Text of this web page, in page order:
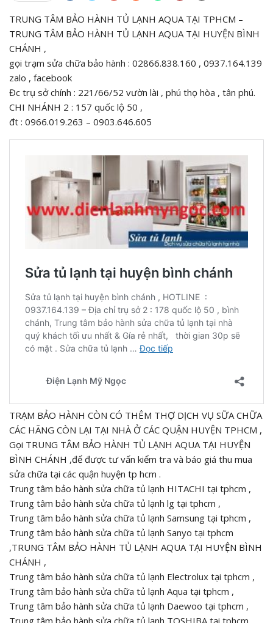
TRUNG TÂM BẢO HÀNH TỦ LẠNH AQUA TẠI TPHCM –
TRUNG TÂM BẢO HÀNH TỦ LẠNH AQUA TẠI HUYỆN BÌNH
CHÁNH ,
gọi trạm sửa chữa bảo hành : 02866.838.160 , 0937.164.139
zalo , facebook
Đc trụ sở chính : 221/66/52 vườn lài , phú thọ hòa , tân phú.
CHI NHÁNH 2 : 157 quốc lộ 50 ,
đt : 0966.019.263 – 0903.646.605
TRẠM BẢO HÀNH CÒN CÓ THÊM THỢ DỊCH VỤ SỮA CHỮA
CÁC HÃNG CÒN LẠI TẠI NHÀ Ở CÁC QUẬN HUYỆN TPHCM ,
Gọi TRUNG TÂM BẢO HÀNH TỦ LẠNH AQUA TẠI HUYỆN
BÌNH CHÁNH ,để được tư vấn kiểm tra và báo giá thu mua
sửa chữa tại các quận huyện tp hcm .
Trung tâm bảo hành sửa chữa tủ lạnh HITACHI tại tphcm ,
Trung tâm bảo hành sửa chữa tủ lạnh lg tại tphcm ,
Trung tâm bảo hành sửa chữa tủ lạnh Samsung tại tphcm ,
Trung tâm bảo hành sửa chữa tủ lạnh Sanyo tại tphcm
,TRUNG TÂM BẢO HÀNH TỦ LẠNH AQUA TẠI HUYỆN BÌNH
CHÁNH ,
Trung tâm bảo hành sửa chữa tủ lạnh Electrolux tại tphcm ,
Trung tâm bảo hành sửa chữa tủ lạnh Aqua tại tphcm ,
Trung tâm bảo hành sửa chữa tủ lạnh Daewoo tại tphcm ,
Trung tâm bảo hành sửa chữa tủ lạnh TOSHIBA tại tphcm ,